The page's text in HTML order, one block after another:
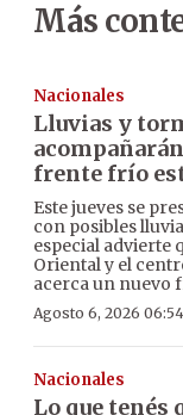
Más
Nacionales
Lluvias y
frente frío
Este jueves se
con posibles
especial advierte
Oriental y el
acerca un nuevo
Agosto 6, 2026
Nacionales
Lo que tenés